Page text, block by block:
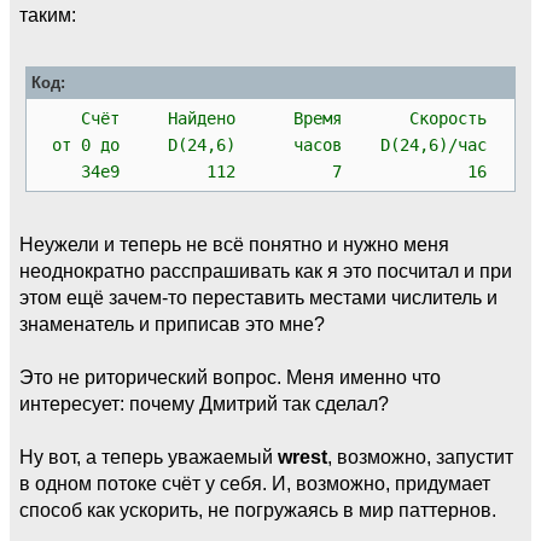
таким:
Код:
Счёт Найдено Время Скорость
от 0 до D(24,6) часов D(24,6)/час
34e9 112 7 16
Неужели и теперь не всё понятно и нужно меня
неоднократно расспрашивать как я это посчитал и при
этом ещё зачем-то переставить местами числитель и
знаменатель и приписав это мне?
Это не риторический вопрос. Меня именно что
интересует: почему Дмитрий так сделал?
Ну вот, а теперь уважаемый wrest, возможно, запустит
в одном потоке счёт у себя. И, возможно, придумает
способ как ускорить, не погружаясь в мир паттернов.